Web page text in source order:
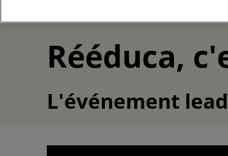
Nos
toutes
Rééduca,
L'événement